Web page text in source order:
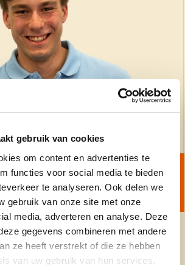
gebruik van cookies
om content en advertenties te
functies voor social media te bieden
te analyseren. Ook delen we
gebruik van onze site met onze
media, adverteren en analyse. Deze
gegevens combineren met andere
ze heeft verstrekt of die ze hebben
van uw gebruik van hun services.